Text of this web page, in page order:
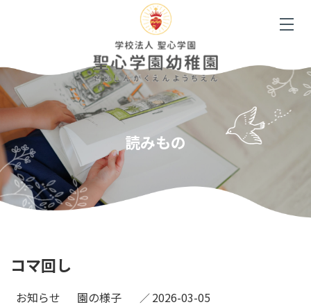
読みもの
コマ回し
お知らせ 園の様子 2026-03-05